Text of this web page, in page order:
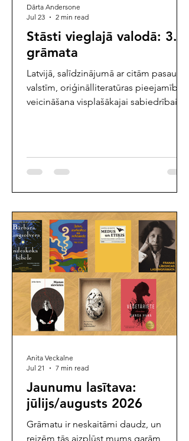
Stāsti vieglajā valodā: 3.
grāmata
Latvijā, salīdzinājumā ar citām pasaules
valstīm, oriģinālliteratūras pieejamības
veicināšana visplašākajai sabiedrībai ir
Universitātes (LU) Latviešu valodas
institūta un Vieglās valodas aģentūras
savu ceļu pie lasītājiem turpina
grāmatu formātā, ko dāsni atbalsta un
nodrošina akciju sabiedrība "Va
Dārta Andersone
Jul 23
2 min read
Jaunumu lasītava:
jūlijs/augusts 2026
Grāmatu ir neskaitāmi daudz, un
reizēm tās aizplūst mums garām
Anita Veckalne
Jul 21
7 min read